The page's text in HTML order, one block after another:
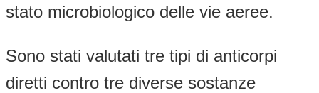
stato microbiologico delle vie aeree.
Sono stati valutati tre tipi di anticorpi
diretti contro tre diverse sostanze